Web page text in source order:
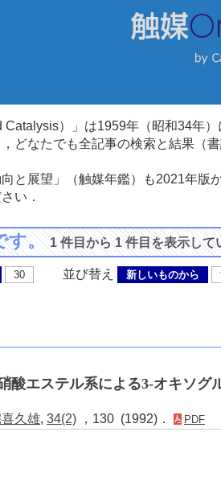
Catalysis）」は1959年（昭和34年
どなたでも全記事の検索と結果（
と展望」（触媒年鑑）も2021年
い．
す。1 件目から 1 件目を表示して
30 並び替え 新しいものから
酸エステル系による3-オキソグ
久雄, 34(2) ，130 (1992)． PDF